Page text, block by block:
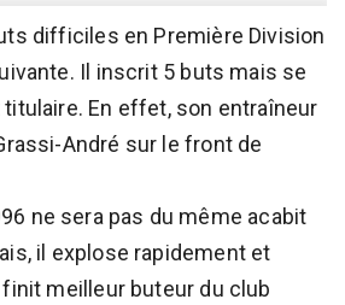
difficiles en Première Division
Il inscrit 5 buts mais se
En effet, son entraîneur
André sur le front de
ne sera pas du même acabit
il explose rapidement et
meilleur buteur du club